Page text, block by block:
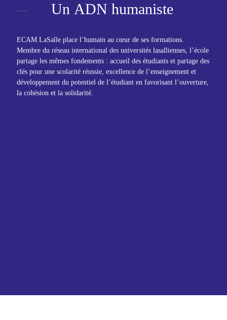
Un ADN humaniste
ECAM LaSalle place l’humain au cœur de ses formations.
Membre du réseau international des universités lasalliennes, l’école
partage les mêmes fondements : accueil des étudiants et partage des
clés pour une scolarité réussie, excellence de l’enseignement et
développement du potentiel de l’étudiant en favorisant l’ouverture,
la cohésion et la solidarité.